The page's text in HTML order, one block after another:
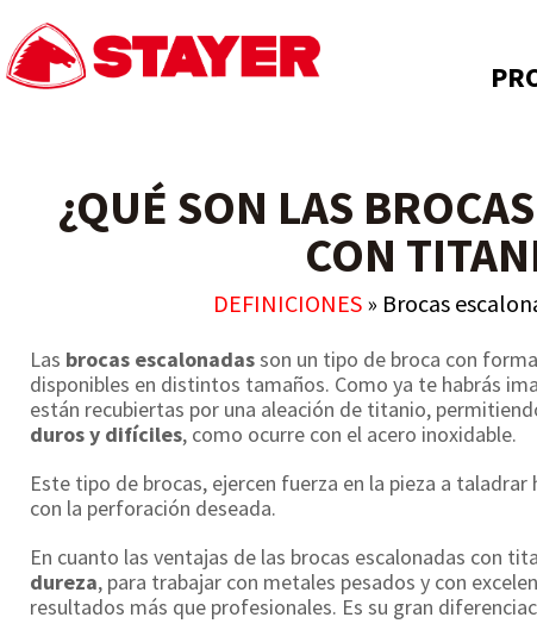
¿QUÉ SON LAS
CON
DEFINICIONES » Brocas
Las brocas escalonadasson un tipo de broca con
disponibles en distintos tamaños. Como ya te habrás
están recubiertas por una aleación de titanio,
duros y difíciles, como ocurre con el acero inoxidable.
Este tipo de brocas, ejercen fuerza en la pieza a
con la perforación deseada.
En cuanto las ventajas de las brocas escalonadas con
dureza, para trabajar con metales pesados y con
resultados más que profesionales. Es su gran